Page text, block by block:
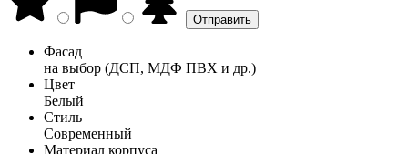
Фасад
на выбор (ДСП, МДФ ПВХ и др.)
Цвет
Белый
Стиль
Современный
Материал корпуса